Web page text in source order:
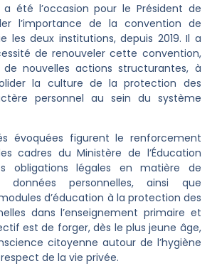
été l’occasion pour le Président de
l’importance de la convention de
les deux institutions, depuis 2019. Il a
de renouveler cette convention,
nouvelles actions structurantes, à
la culture de la protection des
personnel au sein du système
évoquées figurent le renforcement
cadres du Ministère de l’Éducation
obligations légales en matière de
données personnelles, ainsi que
d’éducation à la protection des
dans l’enseignement primaire et
est de forger, dès le plus jeune âge,
citoyenne autour de l’hygiène
de la vie privée.